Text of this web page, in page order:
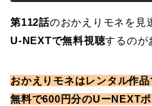
第112話のおかえりモネを見
U-NEXTで無料視聴するのが
おかえりモネはレンタル作品
無料で600円分のUーNEXT